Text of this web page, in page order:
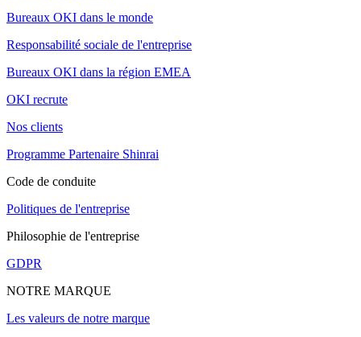
Bureaux OKI dans le monde
Responsabilité sociale de l'entreprise
Bureaux OKI dans la région EMEA
OKI recrute
Nos clients
Programme Partenaire Shinrai
Code de conduite
Politiques de l'entreprise
Philosophie de l'entreprise
GDPR
NOTRE MARQUE
Les valeurs de notre marque